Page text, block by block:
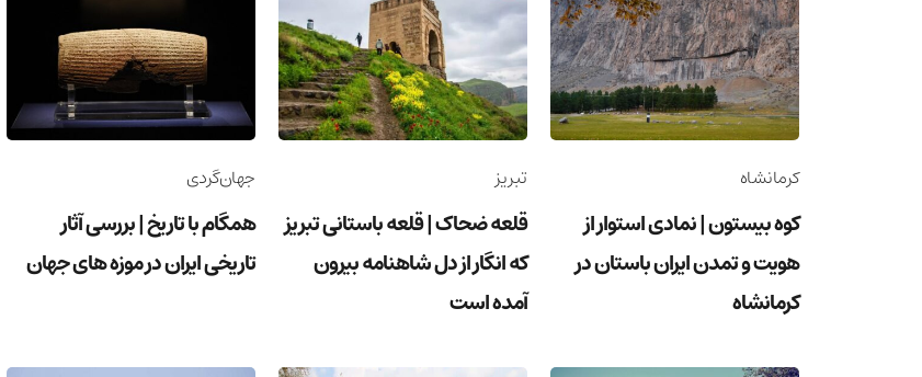
کرمانشاه
کوه بیستون | نمادی استوار از
هویت و تمدن ایران باستان در
کرمانشاه
تبریز
قلعه ضحاک | قلعه باستانی تبریز
که انگار از دل شاهنامه بیرون
آمده است
جهان‌گردی
همگام با تاریخ | بررسی آثار
تاریخی ایران در موزه های جهان